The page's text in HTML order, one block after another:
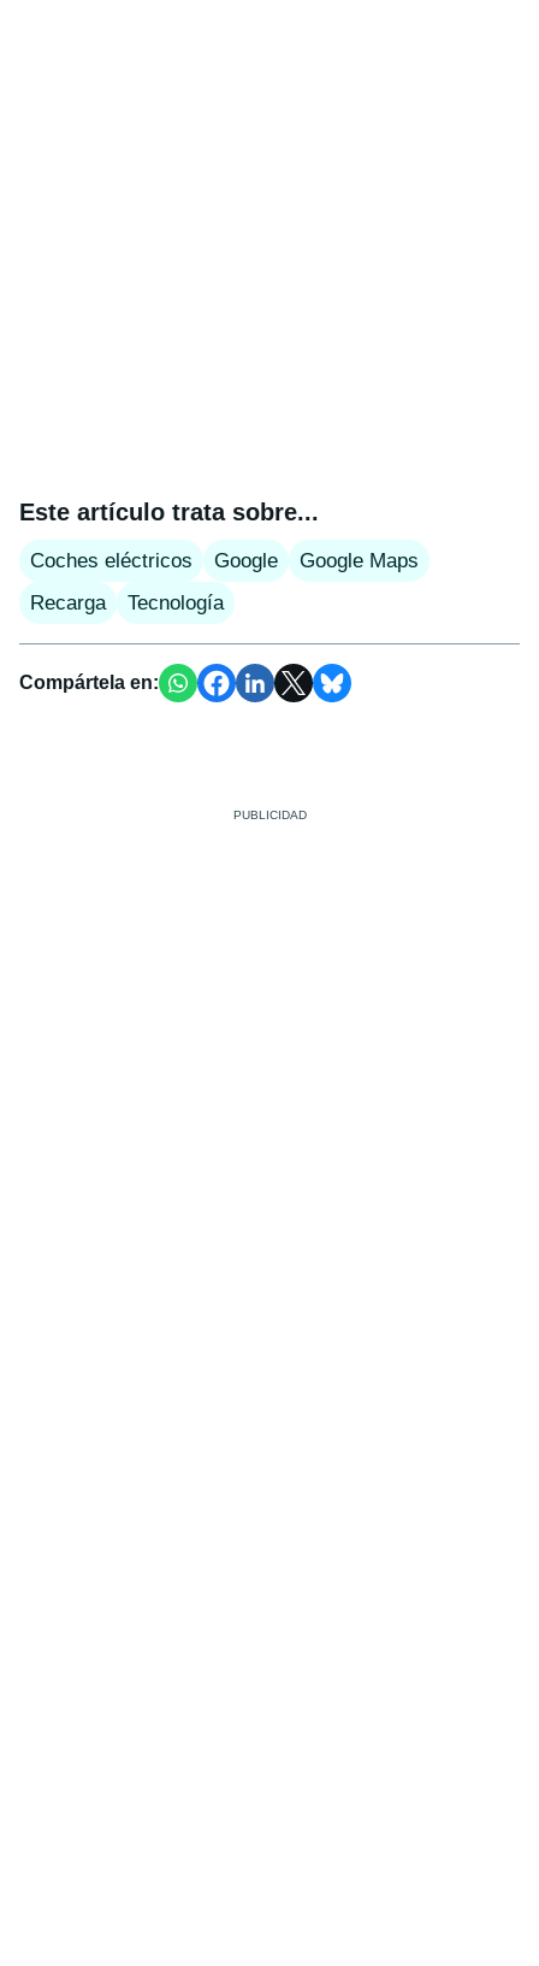
Este artículo trata sobre...
Coches eléctricos Google
Google Maps
Recarga
Tecnología
Compártela en: